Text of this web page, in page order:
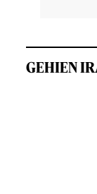
GEHIEN